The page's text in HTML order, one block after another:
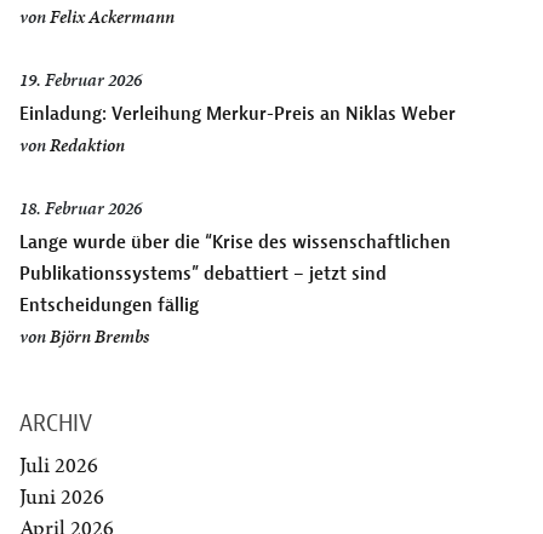
vonFelix Ackermann
19. Februar 2026
Einladung: Verleihung Merkur-Preis an Niklas Weber
vonRedaktion
18. Februar 2026
Lange wurde über die “Krise des wissenschaftlichen
Publikationssystems” debattiert – jetzt sind
Entscheidungen fällig
vonBjörn Brembs
ARCHIV
Juli 2026
Juni 2026
April 2026